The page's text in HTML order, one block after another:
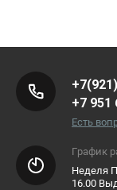
+7 951
Есть
График
Неделя
16.00